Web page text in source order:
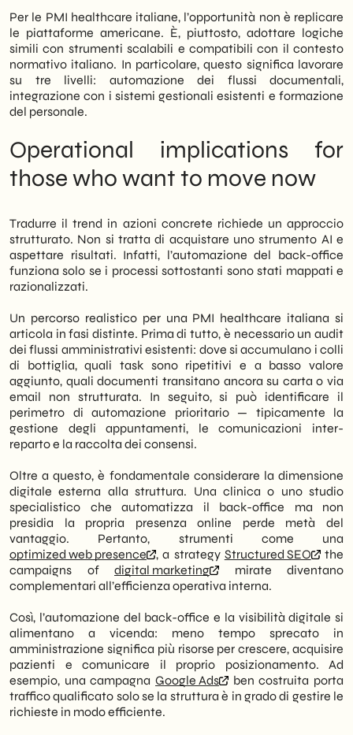
Per le PMI healthcare italiane, l’opportunità non è replicare
le piattaforme americane. È, piuttosto, adottare logiche
simili con strumenti scalabili e compatibili con il contesto
normativo italiano. In particolare, questo significa lavorare
su tre livelli: automazione dei flussi documentali,
integrazione con i sistemi gestionali esistenti e formazione
del personale.
Operational implications for
those who want to move now
Tradurre il trend in azioni concrete richiede un approccio
strutturato. Non si tratta di acquistare uno strumento AI e
aspettare risultati. Infatti, l’automazione del back-office
funziona solo se i processi sottostanti sono stati mappati e
razionalizzati.
Un percorso realistico per una PMI healthcare italiana si
articola in fasi distinte. Prima di tutto, è necessario un audit
dei flussi amministrativi esistenti: dove si accumulano i colli
di bottiglia, quali task sono ripetitivi e a basso valore
aggiunto, quali documenti transitano ancora su carta o via
email non strutturata. In seguito, si può identificare il
perimetro di automazione prioritario — tipicamente la
gestione degli appuntamenti, le comunicazioni inter-
reparto e la raccolta dei consensi.
Oltre a questo, è fondamentale considerare la dimensione
digitale esterna alla struttura. Una clinica o uno studio
specialistico che automatizza il back-office ma non
presidia la propria presenza online perde metà del
vantaggio. Pertanto, strumenti come una
optimized web presence
, a strategy Structured SEO
the
campaigns of digital marketing
mirate diventano
complementari all’efficienza operativa interna.
Così, l’automazione del back-office e la visibilità digitale si
alimentano a vicenda: meno tempo sprecato in
amministrazione significa più risorse per crescere, acquisire
pazienti e comunicare il proprio posizionamento. Ad
esempio, una campagna Google Ads
ben costruita porta
traffico qualificato solo se la struttura è in grado di gestire le
richieste in modo efficiente.